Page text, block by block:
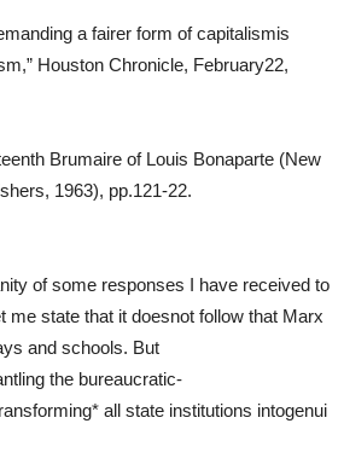
a fairer form of capitalismis
Houston Chronicle, February22,
Brumaire of Louis Bonaparte (New
1963), pp.121-22.
of some responses I have received to
me state that it doesnot follow that Marx
and schools. But
the bureaucratic-
all state institutions intogenui